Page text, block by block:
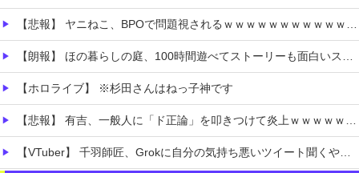
【悲報】 ヤニねこ、BPOで問題視されるｗｗｗｗｗｗｗｗｗｗｗｗｗ
【朗報】 ほの暮らしの庭、100時間遊べてストーリーも面白いスタバレの上位互換だとまじで好評
【ホロライブ】 ※杉田さんはねっ子神です
【悲報】 有吉、一般人に「ド正論」を叩きつけて炎上ｗｗｗｗｗｗｗｗ
【VTuber】 千羽師匠、Grokに自分の気持ち悪いツイート聞くやつやってるのかなって思ったら相手鴨神やんけ